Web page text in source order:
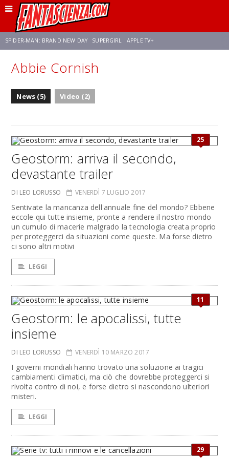
SPIDER-MAN: BRAND NEW DAY SUPERGIRL APPLE TV+
FRANCO RICCIARDIELLO ZENDAYA
Abbie Cornish
News (5) Video (2)
25
Geostorm: arriva il secondo,
devastante trailer
DI LEO LORUSSO VENERDÌ 7 LUGLIO 2017
Sentivate la mancanza dell'annuale fine del mondo? Ebbene
eccole qui tutte insieme, pronte a rendere il nostro mondo
un cumulo di macerie malgrado la tecnologia creata proprio
per proteggerci da situazioni come queste. Ma forse dietro
ci sono altri motivi
LEGGI
11
Geostorm: le apocalissi, tutte
insieme
DI LEO LORUSSO VENERDÌ 10 MARZO 2017
I governi mondiali hanno trovato una soluzione ai tragici
cambiamenti climatici, ma ciò che dovrebbe proteggerci si
rivolta contro di noi, e forse dietro si nascondono ulteriori
misteri.
LEGGI
29